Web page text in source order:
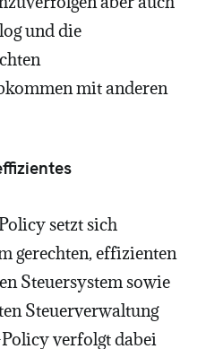
und die
mit anderen
setzt sich
gerechten, effizienten
Steuersystem sowie
Steuerverwaltung
verfolgt dabei